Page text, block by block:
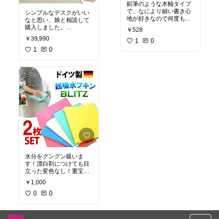
シンプルなデスクがいい
なと思い、娘と相談して
購入しました。
組み立てもそこまで複雑
でなく、チャチな作りで
ない。買ってよかったデ
か、延長コードとかを置
いています。
￥39,990
1 0
水分をグングン吸いま
す！漂白剤につけても目
立った変色なし！重宝し
ます！
￥1,000
0 0
鉛筆のような木軸タイプ
で、なにより細い書き心
地が好きなので何度もリ
ピートしています。
仕事着の胸ポケットが浅
めなのでこのサイズがジ
￥528
1 0